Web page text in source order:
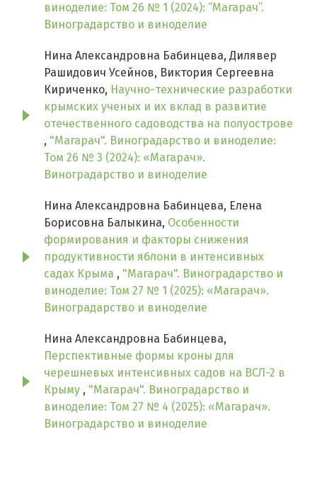
виноделие: Том 26 № 1 (2024): “Магарач”.
Виноградарство и виноделие
Нина Александровна Бабинцева, Дилявер
Рашидович Усейнов, Виктория Сергеевна
Кириченко, Научно-технические разработки
крымских ученых и их вклад в развитие
отечественного садоводства на полуострове
, "Магарач". Виноградарство и виноделие:
Том 26 № 3 (2024): «Магарач».
Виноградарство и виноделие
Нина Александровна Бабинцева, Елена
Борисовна Балыкина, Особенности
формирования и факторы снижения
продуктивности яблони в интенсивных
садах Крыма , "Магарач". Виноградарство и
виноделие: Том 27 № 1 (2025): «Магарач».
Виноградарство и виноделие
Нина Александровна Бабинцева,
Перспективные формы кроны для
черешневых интенсивных садов на ВСЛ-2 в
Крыму , "Магарач". Виноградарство и
виноделие: Том 27 № 4 (2025): «Магарач».
Виноградарство и виноделие